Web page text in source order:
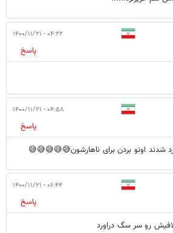
۰۴:۲۲ - ۱۴۰۰/۱۱/۲۱
پاسخ
۰۴:۵۸ - ۱۴۰۰/۱۱/۲۱
پاسخ
شدند اونو بردن برای ناهارشون😅😅😅😅😅
۰۶:۴۴ - ۱۴۰۰/۱۱/۲۱
پاسخ
رو سر سگ دراورد